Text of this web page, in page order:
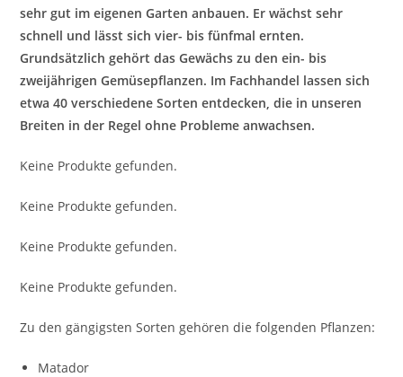
sehr gut im eigenen Garten anbauen. Er wächst sehr
schnell und lässt sich vier- bis fünfmal ernten.
Grundsätzlich gehört das Gewächs zu den ein- bis
zweijährigen Gemüsepflanzen. Im Fachhandel lassen sich
etwa 40 verschiedene Sorten entdecken, die in unseren
Breiten in der Regel ohne Probleme anwachsen.
Keine Produkte gefunden.
Keine Produkte gefunden.
Keine Produkte gefunden.
Keine Produkte gefunden.
Zu den gängigsten Sorten gehören die folgenden Pflanzen:
Matador